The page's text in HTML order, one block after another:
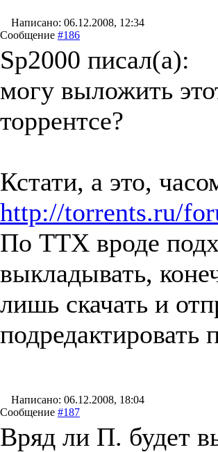
Написано: 06.12.2008, 12:34
Сообщение #186
Sp2000 писал(a):
могу выложить
торрентсе?
Кстати, а это,
http://torrents.ru/
По ТТХ вроде
выкладывать,
лишь скачать и
подредактировать
Написано: 06.12.2008, 18:04
Сообщение #187
Вряд ли П. будет